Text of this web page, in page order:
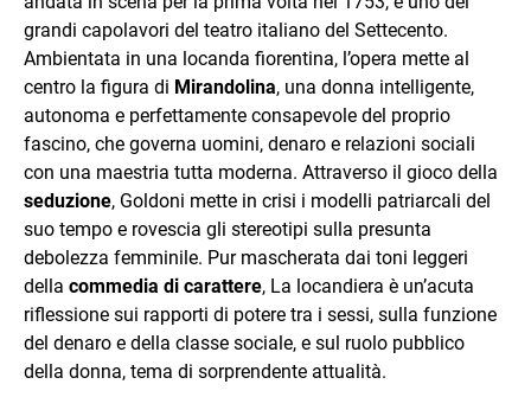
grandi capolavori del teatro italiano del Settecento.
Ambientata in una locanda fiorentina, l’opera mette al
centro la figura di Mirandolina, una donna intelligente,
autonoma e perfettamente consapevole del proprio
fascino, che governa uomini, denaro e relazioni sociali
con una maestria tutta moderna. Attraverso il gioco della
seduzione, Goldoni mette in crisi i modelli patriarcali del
suo tempo e rovescia gli stereotipi sulla presunta
debolezza femminile. Pur mascherata dai toni leggeri
della commedia di carattere, La locandiera è un’acuta
riflessione sui rapporti di potere tra i sessi, sulla funzione
del denaro e della classe sociale, e sul ruolo pubblico
della donna, tema di sorprendente attualità.